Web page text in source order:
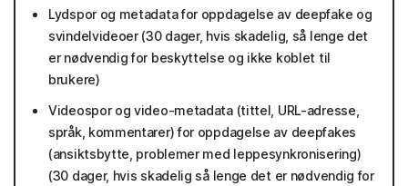
Lydspor og metadata for oppdagelse av deepfake og
svindelvideoer (30 dager, hvis skadelig, så lenge det
er nødvendig for beskyttelse og ikke koblet til
brukere)
Videospor og video-metadata (tittel, URL-adresse,
språk, kommentarer) for oppdagelse av deepfakes
(ansiktsbytte, problemer med leppesynkronisering)
(30 dager, hvis skadelig så lenge det er nødvendig for